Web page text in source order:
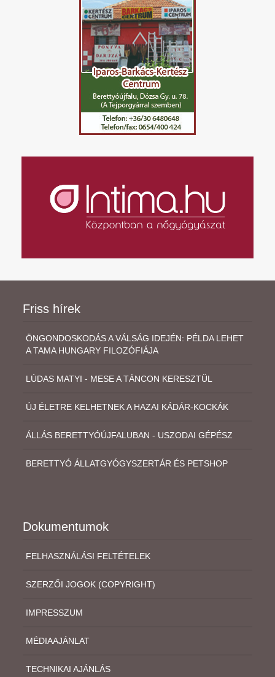
Friss hírek
ÖNGONDOSKODÁS A VÁLSÁG IDEJÉN: PÉLDA LEHET
A TAMA HUNGARY FILOZÓFIÁJA
LÚDAS MATYI - MESE A TÁNCON KERESZTÜL
ÚJ ÉLETRE KELHETNEK A HAZAI KÁDÁR-KOCKÁK
ÁLLÁS BERETTYÓÚJFALUBAN - USZODAI GÉPÉSZ
BERETTYÓ ÁLLATGYÓGYSZERTÁR ÉS PETSHOP
Dokumentumok
FELHASZNÁLÁSI FELTÉTELEK
SZERZŐI JOGOK (COPYRIGHT)
IMPRESSZUM
MÉDIAAJÁNLAT
TECHNIKAI AJÁNLÁS